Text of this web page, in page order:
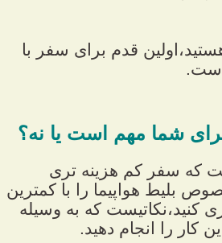
قدم برای سفر با
است.
برای شما مهم است یا نه؟
که سفر کم هزینه تری
بلیط هواپیما را با کمترین
کنید،نکاتیست که به وسیله
کار را انجام دهید.